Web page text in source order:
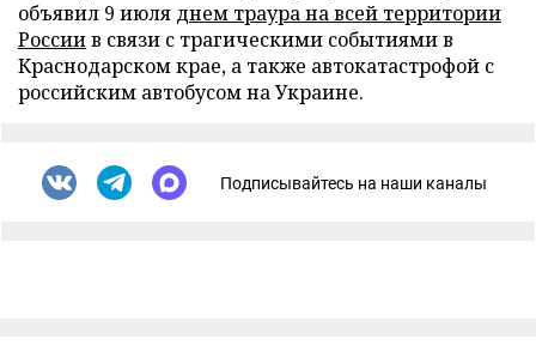
объявил 9 июля днем траура на всей территории
Россиив связи с трагическими событиями в
Краснодарском крае, а также автокатастрофой с
российским автобусом на Украине.
Подписывайтесь на наши каналы